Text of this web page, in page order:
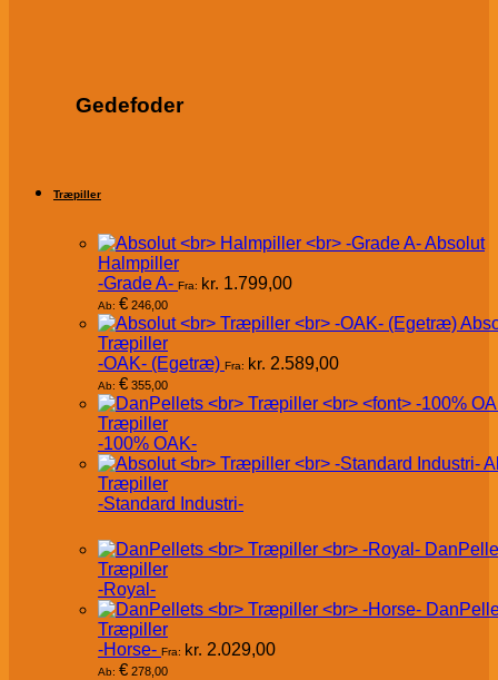
Gedefoder
Træpiller
Absolut
Halmpiller
-Grade A- Fra: kr. 1.799,00
Ab: € 246,00
Træpiller
-OAK- (Egetræ) Fra: kr. 2.589,00
Ab: € 355,00
Træpiller
-100% OAK-
Træpiller
-Standard Industri-
Træpiller
-Royal-
Træpiller
-Horse- Fra: kr. 2.029,00
Ab: € 278,00